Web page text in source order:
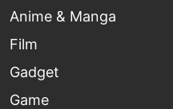
Anime & Manga
Film
Gadget
Game